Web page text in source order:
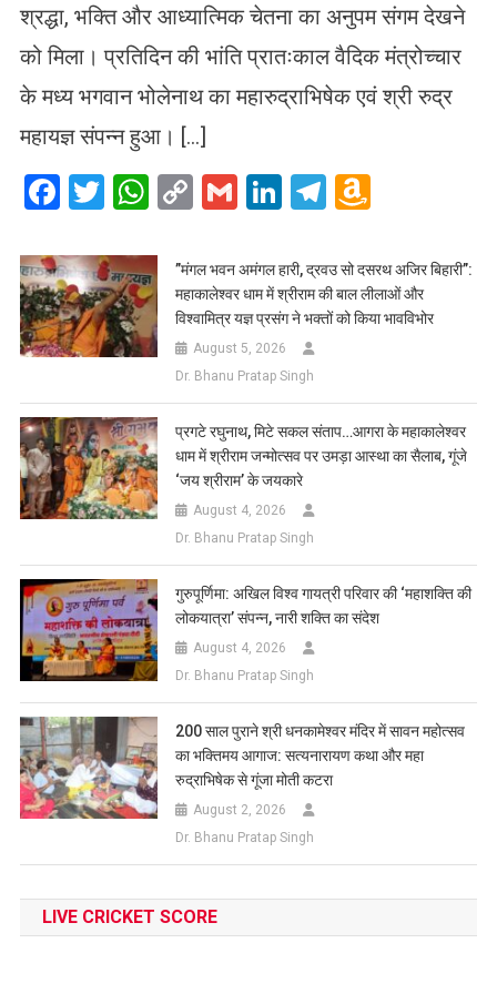
श्रद्धा, भक्ति और आध्यात्मिक चेतना का अनुपम संगम देखने
को मिला। प्रतिदिन की भांति प्रातःकाल वैदिक मंत्रोच्चार
के मध्य भगवान भोलेनाथ का महारुद्राभिषेक एवं श्री रुद्र
महायज्ञ संपन्न हुआ। […]
Facebook
Twitter
WhatsApp
CopyGmailLinkedIn
Telegram
List
​”मंगल भवन अमंगल हारी, द्रवउ सो दसरथ अजिर बिहारी”:
महाकालेश्वर धाम में श्रीराम की बाल लीलाओं और
विश्वामित्र यज्ञ प्रसंग ने भक्तों को किया भावविभोर
August 5, 2026
Dr. Bhanu Pratap Singh
प्रगटे रघुनाथ, मिटे सकल संताप…आगरा के महाकालेश्वर
धाम में श्रीराम जन्मोत्सव पर उमड़ा आस्था का सैलाब, गूंजे
‘जय श्रीराम’ के जयकारे
August 4, 2026
Dr. Bhanu Pratap Singh
गुरुपूर्णिमा: अखिल विश्व गायत्री परिवार की ‘महाशक्ति की
लोकयात्रा’ संपन्न, नारी शक्ति का संदेश
August 4, 2026
Dr. Bhanu Pratap Singh
200 साल पुराने श्री धनकामेश्वर मंदिर में सावन महोत्सव
का भक्तिमय आगाज: सत्यनारायण कथा और महा
रुद्राभिषेक से गूंजा मोती कटरा
August 2, 2026
Dr. Bhanu Pratap Singh
LIVE CRICKET SCORE